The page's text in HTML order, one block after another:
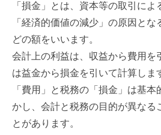
「損金」とは、資本等の取引に
「経済的価値の減少」の原因と
どの額をいいます。
会計上の利益は、収益から費用を
は益金から損金を引いて計算しま
「費用」と税務の「損金」は基
かし、会計と税務の目的が異なる
とがあります。